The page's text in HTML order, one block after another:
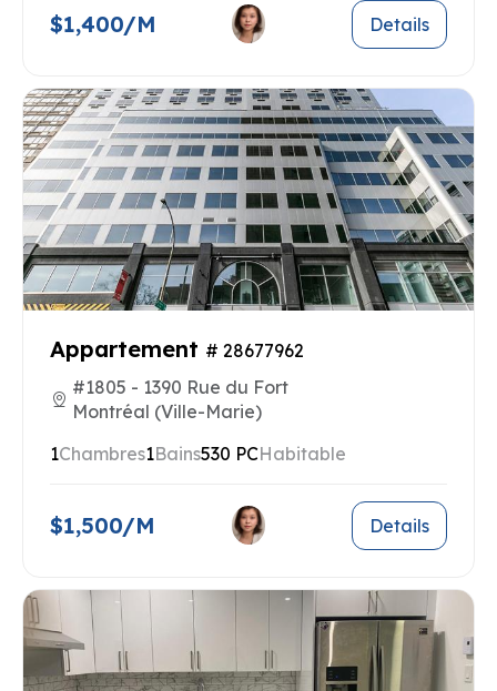
$1,400/M Details
Appartement # 28677962
#1805 - 1390 Rue du Fort
Montréal (Ville-Marie)
1Chambres1Bains530 PCHabitable
$1,500/M Details